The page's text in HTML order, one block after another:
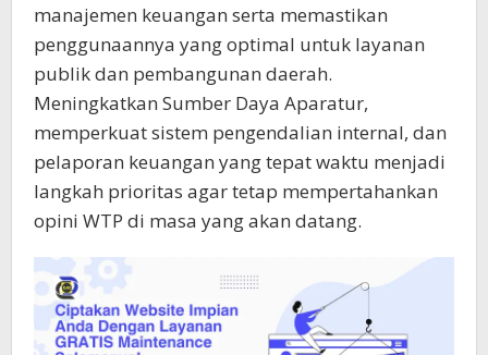
manajemen keuangan serta memastikan
penggunaannya yang optimal untuk layanan
publik dan pembangunan daerah.
Meningkatkan Sumber Daya Aparatur,
memperkuat sistem pengendalian internal, dan
pelaporan keuangan yang tepat waktu menjadi
langkah prioritas agar tetap mempertahankan
opini WTP di masa yang akan datang.